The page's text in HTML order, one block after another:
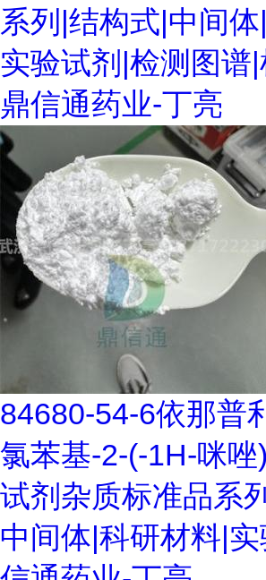
系列|结构式|中间
实验试剂|检测图谱
鼎信通药业-丁亮
84680-54-6依那普
氯苯基-2-(-1H-咪
试剂杂质标准品系
中间体|科研材料|